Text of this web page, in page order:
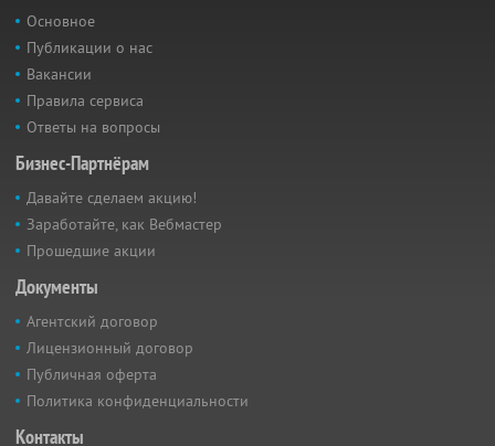
Основное
Публикации о нас
Вакансии
Правила сервиса
Ответы на вопросы
Бизнес-Партнёрам
Давайте сделаем акцию!
Заработайте, как Вебмастер
Прошедшие акции
Документы
Агентский договор
Лицензионный договор
Публичная оферта
Политика конфиденциальности
Контакты